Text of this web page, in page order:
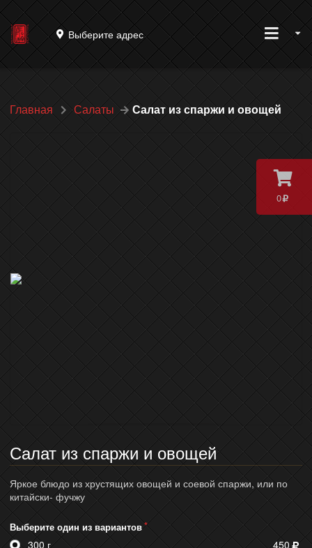
0
Выберите адрес
Главная Салаты Салат из спаржи и овощей
Салат из спаржи и овощей
Яркое блюдо из хрустящих овощей и соевой спаржи, или по
китайски- фучжу
Выберите один из вариантов
300 г 450